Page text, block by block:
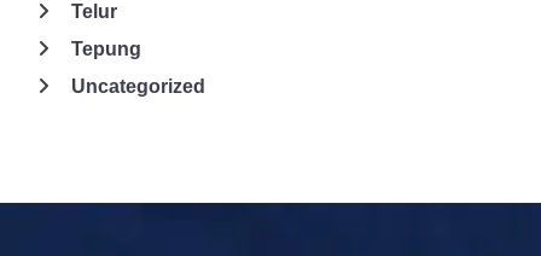
Telur
Tepung
Uncategorized